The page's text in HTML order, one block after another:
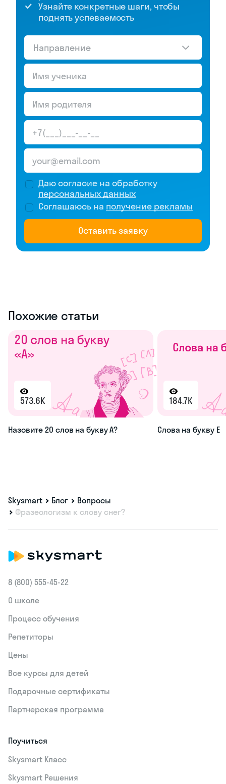
Узнайте конкретные шаги, чтобы
поднять успеваемость
Направление
Даю согласие на обработку
персональных данных
Соглашаюсь на получение рекламы
Оставить заявку
Похожие статьи
573.6K
Назовите 20 слов на букву А?
184.7K
Слова на букву Е
Skysmart Блог
Вопросы
Фразеологизм к слову снег?
8 (800) 555‑45-22
О школе
Процесс обучения
Репетиторы
Цены
Все курсы для детей
Подарочные сертификаты
Партнерская программа
Поучиться
Skysmart Класс
Skysmart Решения